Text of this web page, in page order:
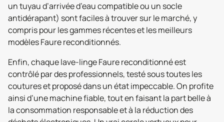
un tuyau d’arrivée d’eau compatible ou un socle
antidérapant) sont faciles à trouver sur le marché, y
compris pour les gammes récentes et les meilleurs
modèles Faure reconditionnés.
Enfin, chaque lave-linge Faure reconditionné est
contrôlé par des professionnels, testé sous toutes les
coutures et proposé dans un état impeccable. On profite
ainsi d’une machine fiable, tout en faisant la part belle à
la consommation responsable et à la réduction des